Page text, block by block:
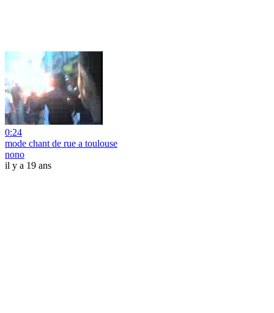
0:24
mode chant de rue a toulouse
nono
il y a 19 ans